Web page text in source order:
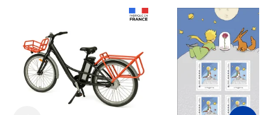
Prix 7,50€